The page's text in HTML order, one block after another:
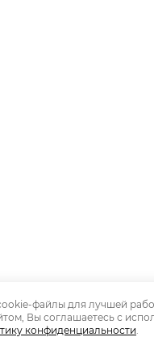
файлы для лучшей
Вы соглашаетесь с
конфиденциальности.